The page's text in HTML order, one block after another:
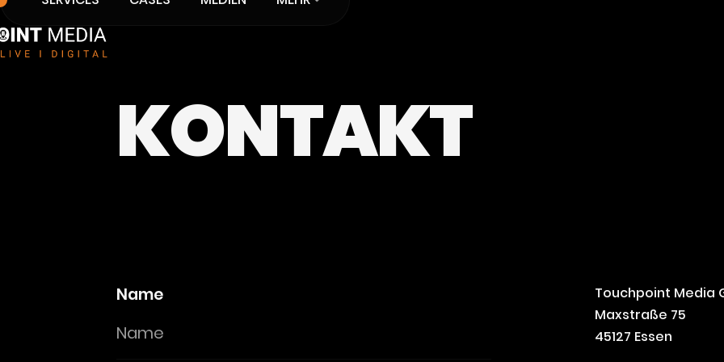
KONTAKT
Name
Touchpoint Media
Maxstraße 75
45127 Essen